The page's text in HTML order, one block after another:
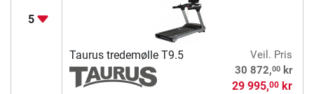
5
Taurus tredemølle T9.5
Veil. Pris
30 872,00kr
29 995,00kr